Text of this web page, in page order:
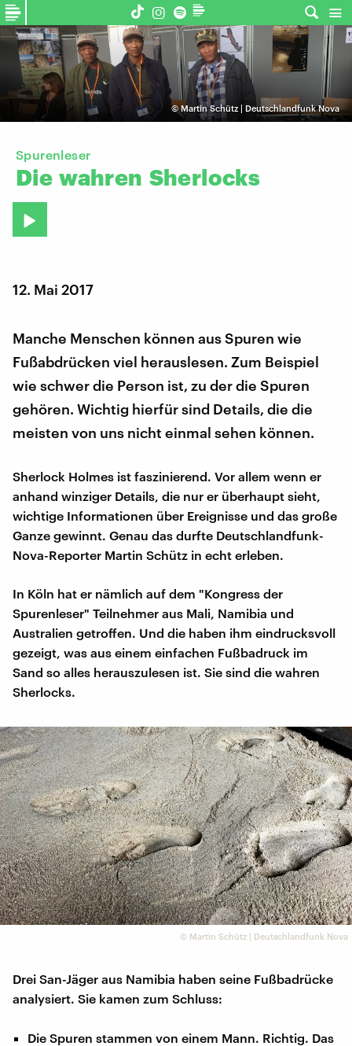
©Martin Schütz | Deutschlandfunk Nova
Spurenleser
Die wahren Sherlocks
12. Mai 2017
Manche Menschen können aus Spuren wie
Fußabdrücken viel herauslesen. Zum Beispiel
wie schwer die Person ist, zu der die Spuren
gehören. Wichtig hierfür sind Details, die die
meisten von uns nicht einmal sehen können.
Sherlock Holmes ist faszinierend. Vor allem wenn er
anhand winziger Details, die nur er überhaupt sieht,
wichtige Informationen über Ereignisse und das große
Ganze gewinnt. Genau das durfte Deutschlandfunk-
Nova-Reporter Martin Schütz in echt erleben.
In Köln hat er nämlich auf dem "Kongress der
Spurenleser" Teilnehmer aus Mali, Namibia und
Australien getroffen. Und die haben ihm eindrucksvoll
gezeigt, was aus einem einfachen Fußbadruck im
Sand so alles herauszulesen ist. Sie sind die wahren
Sherlocks.
© Martin Schütz | Deutschlandfunk Nova
Drei San-Jäger aus Namibia haben seine Fußbadrücke
analysiert. Sie kamen zum Schluss:
Die Spuren stammen von einem Mann. Richtig. Das